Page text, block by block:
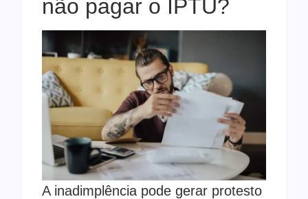
não pagar o IPTU?
A inadimplência pode gerar protesto